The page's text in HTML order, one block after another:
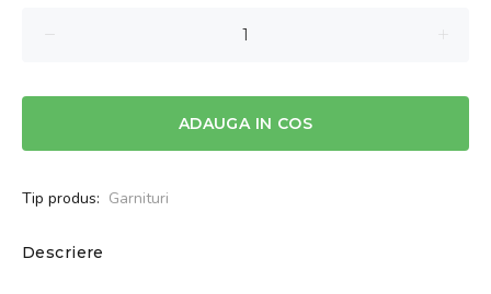
ADAUGA IN COS
Tip produs: Garnituri
Descriere